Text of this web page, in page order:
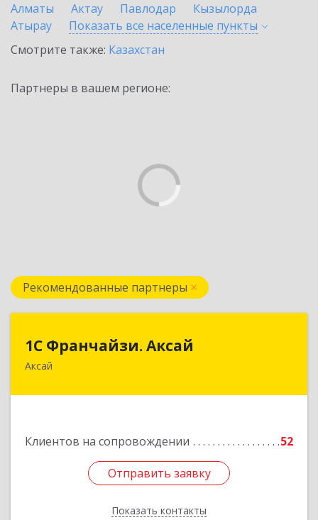
Алматы
Актау Павлодар
Кызылорда
Атырау
Показать все населенные пункты
Смотрите также: Казахстан
Партнеры в вашем регионе:
Рекомендованные партнеры
1С Франчайзи. Аксай
Аксай
Клиентов на сопровождении 52
Отправить заявку
Показать контакты
1С Франчайзи. Аксай
Отправить заявку
Назад